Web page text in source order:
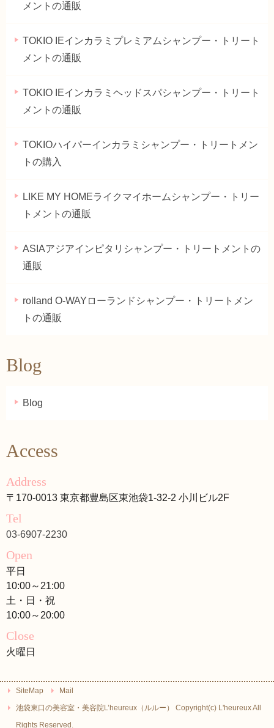
メントの通販
TOKIO IEインカラミプレミアムシャンプー・トリート
メントの通販
TOKIO IEインカラミヘッドスパシャンプー・トリート
メントの通販
TOKIOハイパーインカラミシャンプー・トリートメン
トの購入
LIKE MY HOMEライクマイホームシャンプー・トリー
トメントの通販
ASIAアジアインピタリシャンプー・トリートメントの
通販
rolland O-WAYローランドシャンプー・トリートメン
トの通販
Blog
Blog
Access
Address
〒170-0013 東京都豊島区東池袋1-32-2 小川ビル2F
Tel
03-6907-2230
Open
平日
10:00～21:00
土・日・祝
10:00～20:00
Close
火曜日
SiteMap
Mail
池袋東口の美容室・美容院L’heureux（ルルー） Copyright(c) L'heureux All
Rights Reserved.